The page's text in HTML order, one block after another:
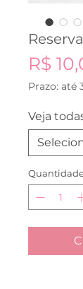
R$
Prazo: até
Veja